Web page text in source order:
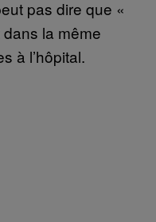
pas dire que «
la même
à l’hôpital.